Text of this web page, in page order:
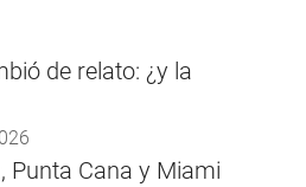
de relato: ¿y la
Punta Cana y Miami